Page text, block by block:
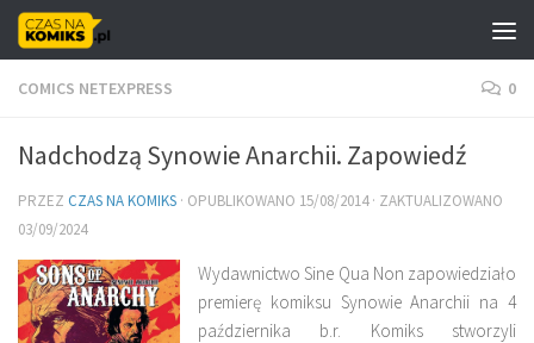
Skip to content
COMICS NETEXPRESS 0
Nadchodzą Synowie Anarchii. Zapowiedź
PRZEZ CZAS NA KOMIKS · OPUBLIKOWANO 15/08/2014· ZAKTUALIZOWANO
03/09/2024
Wydawnictwo Sine Qua Non zapowiedziało
premierę komiksu Synowie Anarchii na 4
października b.r. Komiks stworzyli